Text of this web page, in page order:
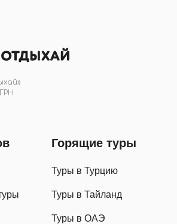
Горящие туры
Туры в Турцию
Туры в Тайланд
Туры в ОАЭ